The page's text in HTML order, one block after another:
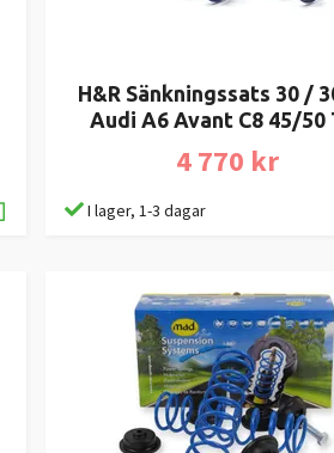
H&R Sänkningssats 30 /
Audi A6 Avant C8 45/50
4 770 kr
I lager, 1-3 dagar